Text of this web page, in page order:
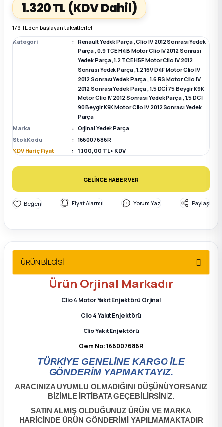
Parça
Parça
Parça
Parça
Sedan
Parça
Parça
1.320 TL (KDV Dahil)
179 TL den başlayan taksitlerle!
Kategori
Renault Yedek Parça,Clio IV 2012 Sonrası Yedek
Parça,0.9 TCE H4B Motor Clio IV 2012 Sonrası
Yedek Parça,1.2 TCE H5F Motor Clio IV 2012
Sonrası Yedek Parça,1.2 16V D4F Motor Clio IV
2012 Sonrası Yedek Parça,1.6 RS Motor Clio IV
2012 Sonrası Yedek Parça,1.5 DCİ 75 Beygir K9K
Motor Clio IV 2012 Sonrası Yedek Parça,1.5 DCİ
90 Beygir K9K Motor Clio IV 2012 Sonrası Yedek
Parça
Marka
Orjinal Yedek Parça
Stok Kodu
166007686R
KDV Hariç Fiyat
1.100,00 TL + KDV
GELİNCE HABER VER
Fiyat Alarmı Yorum Yaz Paylaş
ÜRÜN BİLGİSİ
Ürün Orjinal Markadır
Clio 4 Motor Yakıt Enjektörü Orjinal
Clio 4 Yakıt Enjektörü
Clio Yakıt Enjektörü
Oem No: 166007686R
TÜRKİYE GENELİNE KARGO İLE
GÖNDERİM YAPMAKTAYIZ.
ARACINIZA UYUMLU OLMADIĞINI DÜŞÜNÜYORSANIZ
BİZİMLE İRTİBATA GEÇEBİLİRSİNİZ.
SATIN ALMIŞ OLDUĞUNUZ ÜRÜN VE MARKA
HARİCİNDE ÜRÜN GÖNDERİMİ YAPILMAMAKTADIR